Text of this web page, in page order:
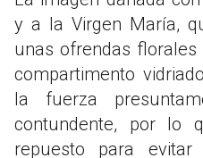
y a la Virgen María,
unas ofrendas
compartimento
la fuerza
contundente, por lo
repuesto para